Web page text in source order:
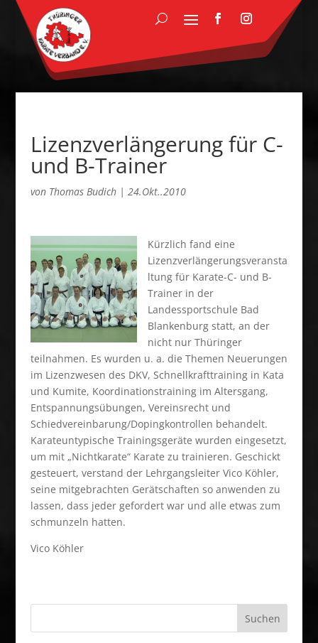
Lizenzverlängerung für C-
und B-Trainer
von Thomas Budich| 24.Okt..2010
Kürzlich fand eine
Lizenzverlängerungsveransta
ltung für Karate-C- und B-
Trainer in der
Landessportschule Bad
Blankenburg statt, an der
nicht nur Thüringer
teilnahmen. Es wurden u. a. die Themen Neuerungen
im Lizenzwesen des DKV, Schnellkrafttraining in Kata
und Kumite, Koordinationstraining im Altersgang,
Entspannungsübungen, Vereinsrecht und
Schiedvereinbarung/Dopingkontrollen behandelt.
Karateuntypische Trainingsgeräte wurden eingesetzt,
um mit „Nichtkarate“ Karate zu trainieren. Geschickt
gesteuert, verstand der Lehrgangsleiter Vico Köhler,
seine mitgebrachten Gerätschaften so anwenden zu
lassen, dass jeder gefordert war und alle etwas zum
schmunzeln hatten.
Vico Köhler
Suchen